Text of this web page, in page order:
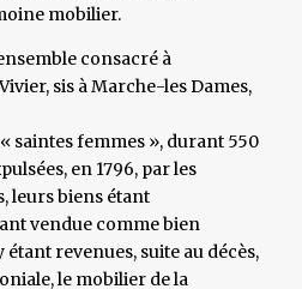
mobilier.
consacré à
sis à Marche-les Dames,
saintes femmes », durant 550
en 1796, par les
leurs biens étant
vendue comme bien
revenues, suite au décès,
le mobilier de la